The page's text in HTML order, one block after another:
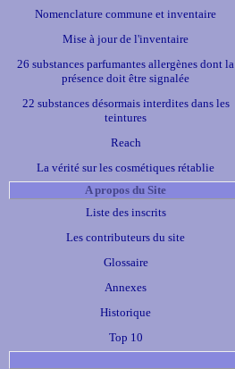
Nomenclature commune et inventaire
Mise à jour de l'inventaire
26 substances parfumantes allergènes dont la
présence doit être signalée
22 substances désormais interdites dans les
teintures
Reach
La vérité sur les cosmétiques rétablie
A propos du Site
Liste des inscrits
Les contributeurs du site
Glossaire
Annexes
Historique
Top 10